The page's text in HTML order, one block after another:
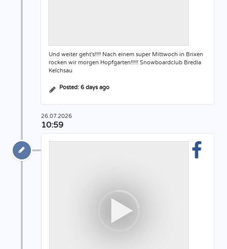
Und weiter geht's!!!! Nach einem super Mittwoch in Brixen
rocken wir morgen Hopfgarten!!!!! Snowboardclub Bredla
Kelchsau
Posted: 6 days ago
26.07.2026
10:59